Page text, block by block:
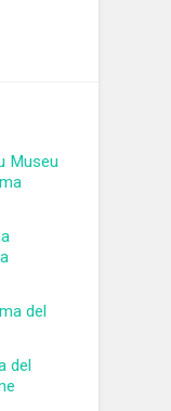
Museu
del
del